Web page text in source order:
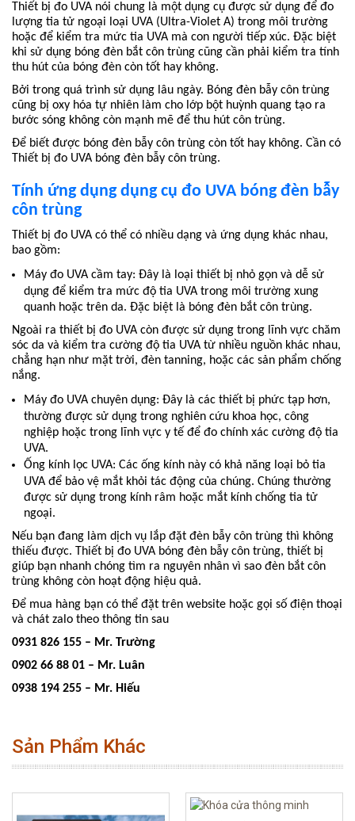
Thiết bị đo UVA nói chung là một dụng cụ được sử dụng để đo
lượng tia tử ngoại loại UVA (Ultra-Violet A) trong môi trường
hoặc để kiểm tra mức tia UVA mà con người tiếp xúc. Đặc biệt
khi sử dụng bóng đèn bắt côn trùng cũng cần phải kiểm tra tính
thu hút của bóng đèn còn tốt hay không.
Bởi trong quá trình sử dụng lâu ngày. Bóng đèn bẫy côn trùng
cũng bị oxy hóa tự nhiên làm cho lớp bột huỳnh quang tạo ra
bước sóng không còn mạnh mẽ để thu hút côn trùng.
Để biết được bóng đèn bẫy côn trùng còn tốt hay không. Cần có
Thiết bị đo UVA bóng đèn bẫy côn trùng.
Tính ứng dụng dụng cụ đo UVA bóng đèn bẫy
côn trùng
Thiết bị đo UVA có thể có nhiều dạng và ứng dụng khác nhau,
bao gồm:
Máy đo UVA cầm tay: Đây là loại thiết bị nhỏ gọn và dễ sử
dụng để kiểm tra mức độ tia UVA trong môi trường xung
quanh hoặc trên da. Đặc biệt là bóng đèn bắt côn trùng.
Ngoài ra thiết bị đo UVA còn được sử dụng trong lĩnh vực chăm
sóc da và kiểm tra cường độ tia UVA từ nhiều nguồn khác nhau,
chẳng hạn như mặt trời, đèn tanning, hoặc các sản phẩm chống
nắng.
Máy đo UVA chuyên dụng: Đây là các thiết bị phức tạp hơn,
thường được sử dụng trong nghiên cứu khoa học, công
nghiệp hoặc trong lĩnh vực y tế để đo chính xác cường độ tia
UVA.
Ống kính lọc UVA: Các ống kính này có khả năng loại bỏ tia
UVA để bảo vệ mắt khỏi tác động của chúng. Chúng thường
được sử dụng trong kính râm hoặc mắt kính chống tia tử
ngoại.
Nếu bạn đang làm dịch vụ lắp đặt đèn bẫy côn trùng thì không
thiếu được. Thiết bị đo UVA bóng đèn bẫy côn trùng, thiết bị
giúp bạn nhanh chóng tìm ra nguyên nhân vì sao đèn bắt côn
trùng không còn hoạt động hiệu quả.
Để mua hàng bạn có thể đặt trên website hoặc gọi số điện thoại
và chát zalo theo thông tin sau
0931 826 155 – Mr. Trường
0902 66 88 01 – Mr. Luân
0938 194 255 – Mr. Hiếu
Sản Phẩm Khác